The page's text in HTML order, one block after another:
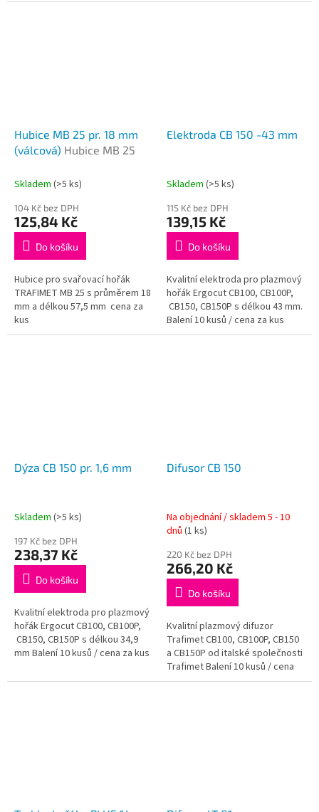
Hubice MB 25 pr. 18 mm
(válcová) Hubice MB 25
Skladem (>5 ks)
104 Kč bez DPH
125,84 Kč
Do košíku
Hubice pro svařovací hořák
TRAFIMET MB 25 s průměrem 18
mm a délkou 57,5 mm cena za
kus
Elektroda CB 150 -43 mm
Skladem (>5 ks)
115 Kč bez DPH
139,15 Kč
Do košíku
Kvalitní elektroda pro plazmový
hořák Ergocut CB100, CB100P,
CB150, CB150P s délkou 43 mm.
Balení 10 kusů / cena za kus
Dýza CB 150 pr. 1,6 mm
Skladem (>5 ks)
197 Kč bez DPH
238,37 Kč
Do košíku
Kvalitní elektroda pro plazmový
hořák Ergocut CB100, CB100P,
CB150, CB150P s délkou 34,9
mm Balení 10 kusů / cena za kus
Difusor CB 150
Na objednání / skladem 5 - 10
dnů (1 ks)
220 Kč bez DPH
266,20 Kč
Do košíku
Kvalitní plazmový difuzor
Trafimet CB100, CB100P, CB150
a CB150P od italské společnosti
Trafimet Balení 10 kusů / cena
za kus